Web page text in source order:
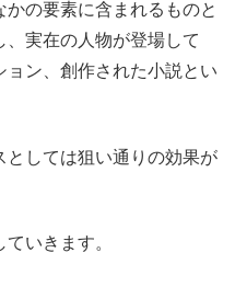
の要素に含まれるものと
、実在の人物が登場して
ョン、創作された小説とい
としては狙い通りの効果が
いきます。